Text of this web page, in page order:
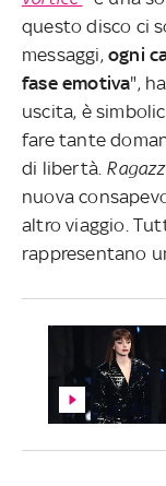
questo disco ci
messaggi, ogni
fase emotiva",
uscita, è
fare tante
di libertà.
nuova
altro viaggio.
rappresentano